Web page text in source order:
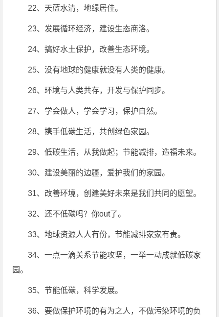
22、天蓝水清，地绿居佳。
23、发展循环经济，建设生态商洛。
24、搞好水土保护，改善生态环境。
25、没有地球的健康就没有人类的健康。
26、环境与人类共存，开发与保护同步。
27、学会做人，学会学习，保护自然。
28、携手低碳生活，共创绿色家园。
29、低碳生活，从我做起；节能减排，造福未来。
30、建设美丽的边疆，爱护我们的家园。
31、改善环境，创建美好未来是我们共同的愿望。
32、还不低碳吗？你out了。
33、地球资源人人有份，节能减排家家有责。
34、一点一滴关系节能攻坚，一举一动成就低碳家
园。
35、节能低碳，科学发展。
36、要做保护环境的有为之人，不做污染环境的负